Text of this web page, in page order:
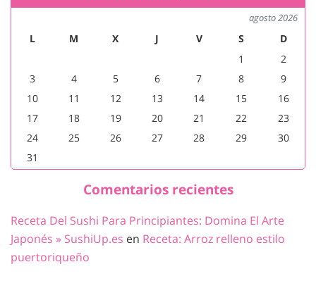
agosto 2026
L M X J V S
D
1
2
3
4 5 6 7 8
9
10
11 12 13 14 15
16
17
18 19 20 21 22
23
24
25 26 27 28 29
30
31
Comentarios recientes
Receta Del Sushi Para Principiantes: Domina El Arte
Japonés » SushiUp.es en Receta: Arroz relleno estilo
puertoriqueño